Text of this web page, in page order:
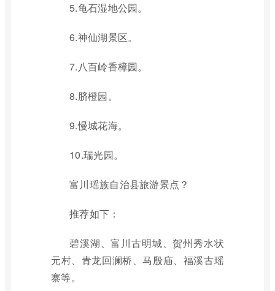
5.龟石湿地公园。
6.神仙湖景区。
7.八百岭香樟园。
8.脐橙园。
9.慢城花海。
10.瑞光园。
富川瑶族自治县旅游景点？
推荐如下：
碧溪湖、富川古明城、贺州秀水状
元村、青龙回澜桥、马殷庙、福溪古瑶
寨等。